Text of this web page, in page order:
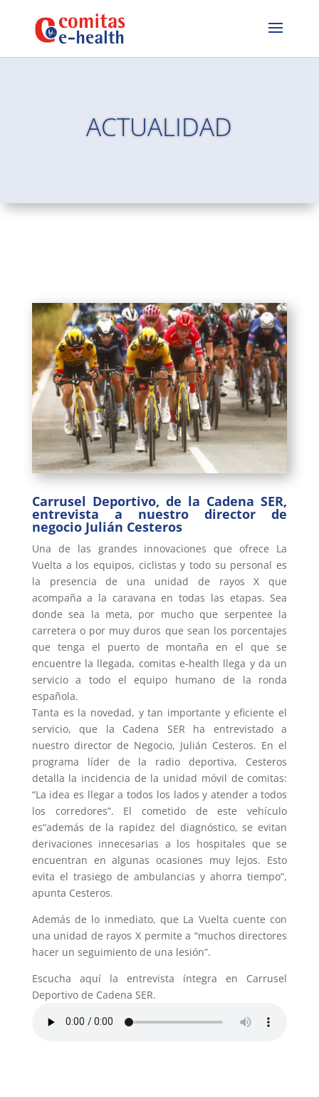
ACTUALIDAD
Carrusel Deportivo, de la Cadena SER,
entrevista a nuestro director de
negocio Julián Cesteros
Una de las grandes innovaciones que ofrece La
Vuelta a los equipos, ciclistas y todo su personal es
la presencia de una unidad de rayos X que
acompaña a la caravana en todas las etapas. Sea
donde sea la meta, por mucho que serpentee la
carretera o por muy duros que sean los porcentajes
que tenga el puerto de montaña en el que se
encuentre la llegada, comitas e-health llega y da un
servicio a todo el equipo humano de la ronda
española.
Tanta es la novedad, y tan importante y eficiente el
servicio, que la Cadena SER ha entrevistado a
nuestro director de Negocio, Julián Cesteros. En el
programa líder de la radio deportiva, Cesteros
detalla la incidencia de la unidad móvil de comitas:
“La idea es llegar a todos los lados y atender a todos
los corredores”. El cometido de este vehículo
es“además de la rapidez del diagnóstico, se evitan
derivaciones innecesarias a los hospitales que se
encuentran en algunas ocasiones muy lejos. Esto
evita el trasiego de ambulancias y ahorra tiempo”,
apunta Cesteros.
Además de lo inmediato, que La Vuelta cuente con
una unidad de rayos X permite a “muchos directores
hacer un seguimiento de una lesión”.
Escucha aquí la entrevista íntegra en Carrusel
Deportivo de Cadena SER.